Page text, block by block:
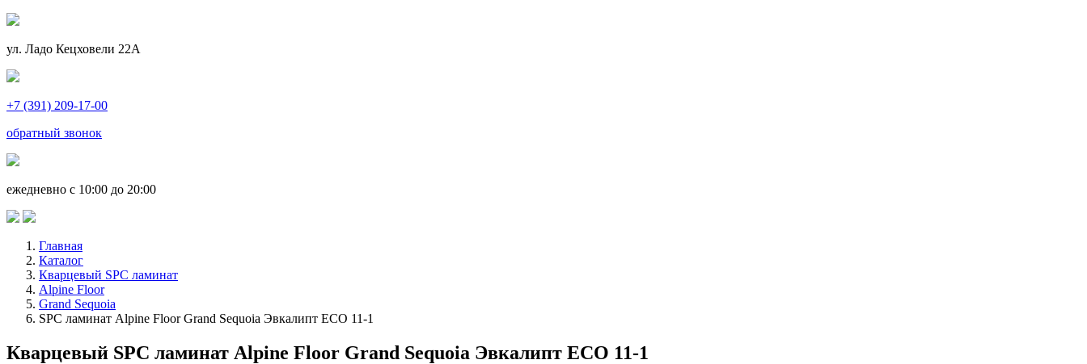
ул. Ладо Кецховели 22А
+7 (391) 209-17-00
обратный звонок
ежедневно с 10:00 до 20:00
Главная
Каталог
Кварцевый SPC ламинат
Alpine Floor
Grand Sequoia
SPC ламинат Alpine Floor Grand Sequoia Эвкалипт ECO 11-1
Кварцевый SPC ламинат Alpine Floor Grand Sequoia Эвкалипт ECO 11-1